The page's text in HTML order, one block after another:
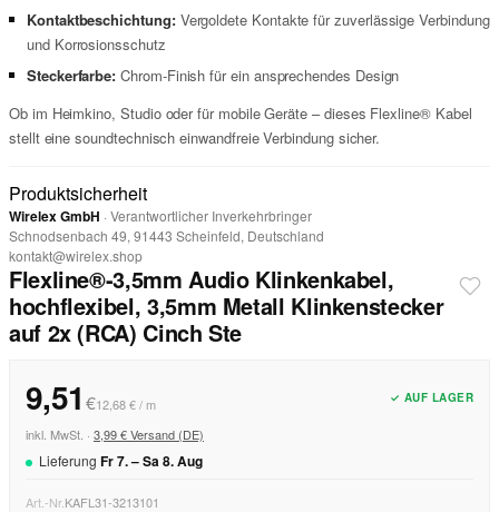
Kontaktbeschichtung:Vergoldete Kontakte für zuverlässige Verbindung
und Korrosionsschutz
Steckerfarbe: Chrom-Finish für ein ansprechendes Design
Ob im Heimkino, Studio oder für mobile Geräte – dieses Flexline® Kabel
stellt eine soundtechnisch einwandfreie Verbindung sicher.
Produktsicherheit
Wirelex GmbH · Verantwortlicher Inverkehrbringer
Schnodsenbach 49, 91443 Scheinfeld, Deutschland
kontakt@wirelex.shop
Flexline®-3,5mm Audio Klinkenkabel,
hochflexibel, 3,5mm Metall Klinkenstecker
auf 2x (RCA) Cinch Ste
9,51 €12,68 € / m ✓ AUF LAGER
inkl. MwSt. · 3,99 € Versand (DE)
Lieferung Fr7. –Sa8.Aug
Art.-Nr.KAFL31-3213101